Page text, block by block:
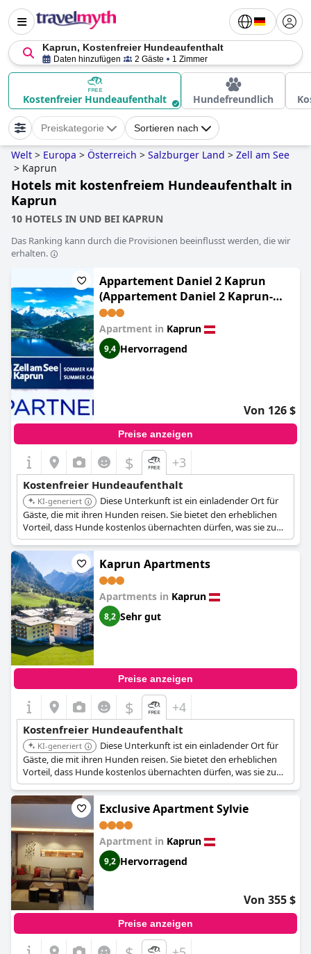
Kaprun, Kostenfreier Hundeaufenthalt
Daten hinzufügen 2 Gäste 1 Zimmer
Kostenfreier Hundeaufenthalt Hundefreundlich
Preiskategorie Sortieren nach
Welt > Europa > Österreich > Salzburger Land > Zell am See
> Kaprun
Hotels mit kostenfreiem Hundeaufenthalt in
Kaprun
10 HOTELS IN UND BEI KAPRUN
Das Ranking kann durch die Provisionen beeinflusst werden, die wir
erhalten.
Appartement Daniel 2 Kaprun
(Appartement Daniel 2 Kaprun-
SUMMER CARD INCLUDED)
Apartment in Kaprun
9,4 Hervorragend
Von 126 $
Preise anzeigen
$ +3
Kostenfreier Hundeaufenthalt
KI-generiert
Diese Unterkunft ist ein einladender Ort für
Gäste, die mit ihren Hunden reisen. Sie bietet den erheblichen
Vorteil, dass Hunde kostenlos übernachten dürfen, was sie zu
einer kostengünstigen Option für Tierhalter macht, die die
Gegend um Zell am See erkunden.
Kaprun Apartments
Apartments in Kaprun
8,2 Sehr gut
Preise anzeigen
$ +4
Kostenfreier Hundeaufenthalt
KI-generiert
Diese Unterkunft ist ein einladender Ort für
Gäste, die mit ihren Hunden reisen. Sie bietet den erheblichen
Vorteil, dass Hunde kostenlos übernachten dürfen, was sie zu
einer kostengünstigen Option für Tierhalter macht, die die
Gegend um Zell am See erkunden.
Exclusive Apartment Sylvie
Apartment in Kaprun
9,2 Hervorragend
Von 355 $
Preise anzeigen